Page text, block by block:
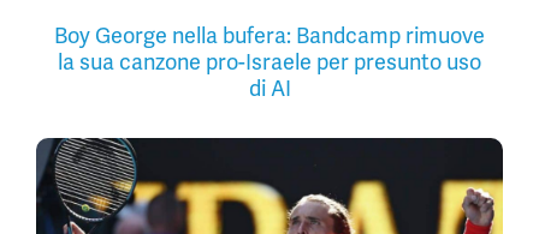
Boy George nella bufera: Bandcamp rimuove
la sua canzone pro-Israele per presunto uso
di AI